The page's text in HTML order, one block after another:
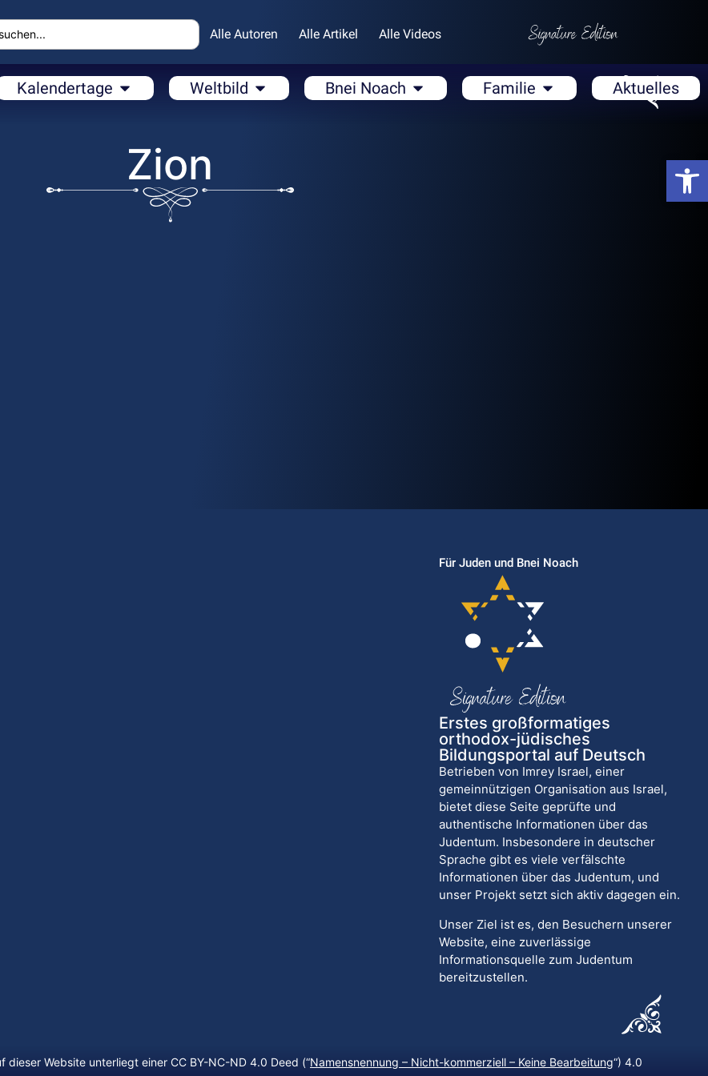
Alle Autoren Alle Artikel Alle Videos
Kalendertage Weltbild Bnei Noach Familie Aktuelles
Zion
Für Juden und Bnei Noach
Erstes großformatiges
orthodox-jüdisches
Bildungsportal auf Deutsch
Betrieben von Imrey Israel, einer
gemeinnützigen Organisation aus Israel,
bietet diese Seite geprüfte und
authentische Informationen über das
Judentum. Insbesondere in deutscher
Sprache gibt es viele verfälschte
Informationen über das Judentum, und
unser Projekt setzt sich aktiv dagegen ein.
Unser Ziel ist es, den Besuchern unserer
Website, eine zuverlässige
Informationsquelle zum Judentum
bereitzustellen.
dieser Website unterliegt einer CC BY-NC-ND 4.0 Deed (“Namensnennung – Nicht-kommerziell – Keine Bearbeitung“) 4.0